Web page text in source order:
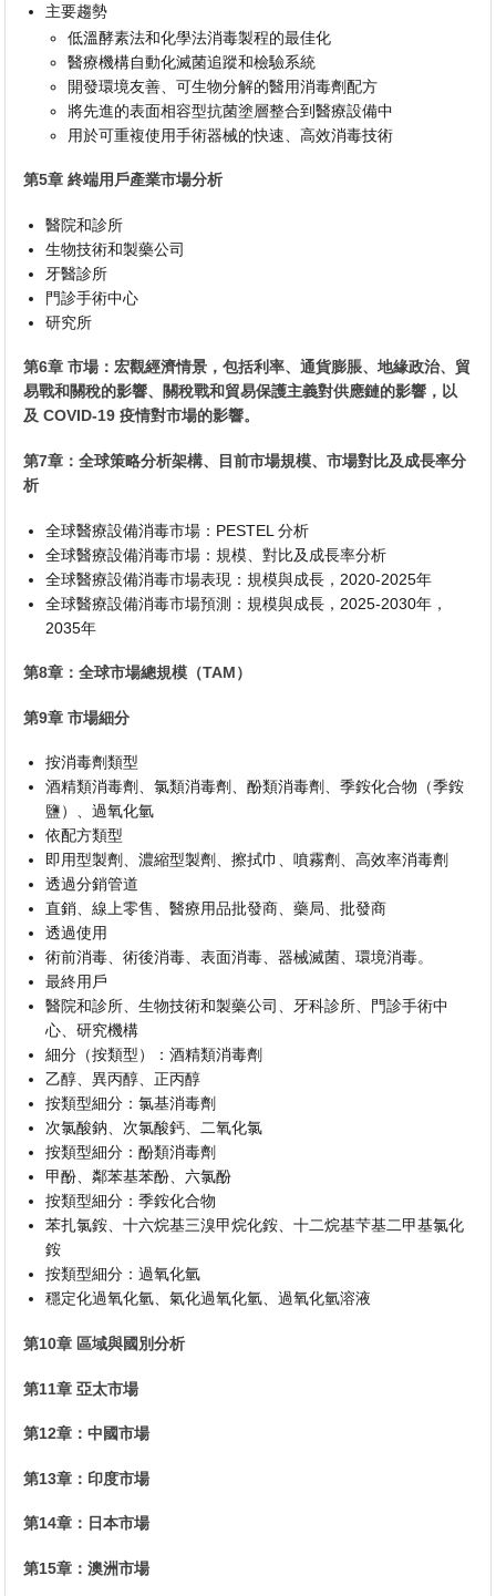
主要趨勢
低溫酵素法和化學法消毒製程的最佳化
醫療機構自動化滅菌追蹤和檢驗系統
開發環境友善、可生物分解的醫用消毒劑配方
將先進的表面相容型抗菌塗層整合到醫療設備中
用於可重複使用手術器械的快速、高效消毒技術
第5章 終端用戶產業市場分析
醫院和診所
生物技術和製藥公司
牙醫診所
門診手術中心
研究所
第6章 市場：宏觀經濟情景，包括利率、通貨膨脹、地緣政治、貿
易戰和關稅的影響、關稅戰和貿易保護主義對供應鏈的影響，以
及 COVID-19 疫情對市場的影響。
第7章：全球策略分析架構、目前市場規模、市場對比及成長率分
析
全球醫療設備消毒市場：PESTEL 分析
全球醫療設備消毒市場：規模、對比及成長率分析
全球醫療設備消毒市場表現：規模與成長，2020-2025年
全球醫療設備消毒市場預測：規模與成長，2025-2030年，
2035年
第8章：全球市場總規模（TAM）
第9章 市場細分
按消毒劑類型
酒精類消毒劑、氯類消毒劑、酚類消毒劑、季銨化合物（季銨
鹽）、過氧化氫
依配方類型
即用型製劑、濃縮型製劑、擦拭巾、噴霧劑、高效率消毒劑
透過分銷管道
直銷、線上零售、醫療用品批發商、藥局、批發商
透過使用
術前消毒、術後消毒、表面消毒、器械滅菌、環境消毒。
最終用戶
醫院和診所、生物技術和製藥公司、牙科診所、門診手術中
心、研究機構
細分（按類型）：酒精類消毒劑
乙醇、異丙醇、正丙醇
按類型細分：氯基消毒劑
次氯酸鈉、次氯酸鈣、二氧化氯
按類型細分：酚類消毒劑
甲酚、鄰苯基苯酚、六氯酚
按類型細分：季銨化合物
苯扎氯銨、十六烷基三溴甲烷化銨、十二烷基芐基二甲基氯化
銨
按類型細分：過氧化氫
穩定化過氧化氫、氣化過氧化氫、過氧化氫溶液
第10章 區域與國別分析
第11章 亞太市場
第12章：中國市場
第13章：印度市場
第14章：日本市場
第15章：澳洲市場